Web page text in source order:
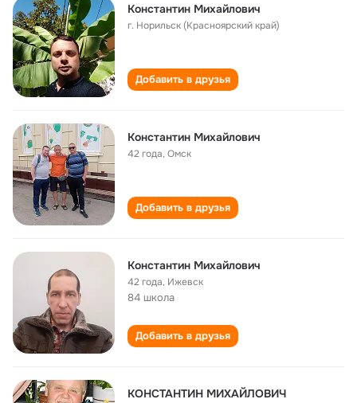
Константин Михайлович
г. Норильск (Красноярский край)
Добавить в друзья
Константин Михайлович
42 года,Омск
Добавить в друзья
Константин Михайлович
42 года, Ижевск
84 школа
Добавить в друзья
КОНСТАНТИН МИХАЙЛОВИЧ